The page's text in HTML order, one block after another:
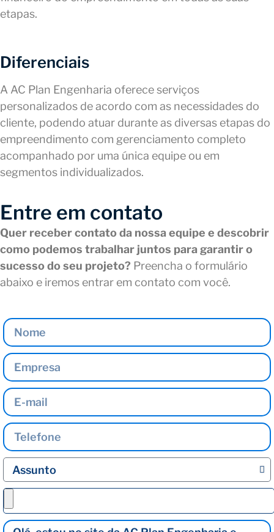
etapas.
Diferenciais
A AC Plan Engenharia oferece serviços
personalizados de acordo com as necessidades do
cliente, podendo atuar durante as diversas etapas do
empreendimento com gerenciamento completo
acompanhado por uma única equipe ou em
segmentos individualizados.
Entre em contato
Quer receber contato da nossa equipe e descobrir
como podemos trabalhar juntos para garantir o
sucesso do seu projeto? Preencha o formulário
abaixo e iremos entrar em contato com você.